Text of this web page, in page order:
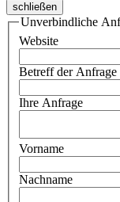
schließen
Unverbindliche
Website
Betreff der Anfrage
Ihre Anfrage
Vorname
Nachname